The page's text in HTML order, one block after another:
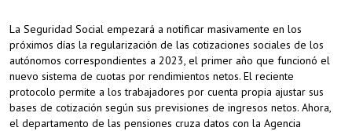
La Seguridad Social empezará a notificar masivamente en los
próximos días la regularización de las cotizaciones sociales de los
autónomos correspondientes a 2023, el primer año que funcionó el
nuevo sistema de cuotas por rendimientos netos. El reciente
protocolo permite a los trabajadores por cuenta propia ajustar sus
bases de cotización según sus previsiones de ingresos netos. Ahora,
el departamento de las pensiones cruza datos con la Agencia